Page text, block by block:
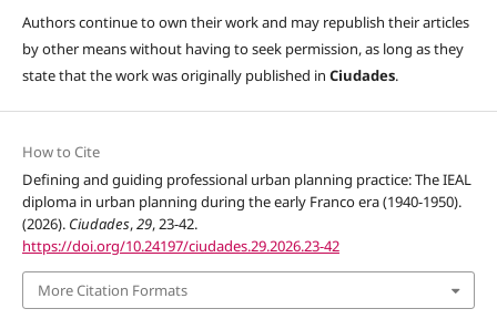
Authors continue to own their work and may republish their articles
by other means without having to seek permission, as long as they
state that the work was originally published in Ciudades.
How to Cite
Defining and guiding professional urban planning practice: The IEAL
diploma in urban planning during the early Franco era (1940-1950).
(2026). Ciudades,29, 23-42.
https://doi.org/10.24197/ciudades.29.2026.23-42
More Citation Formats